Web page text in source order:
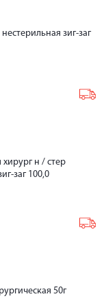
зиг-заг
хирург н / стер
заг 100,0
50г